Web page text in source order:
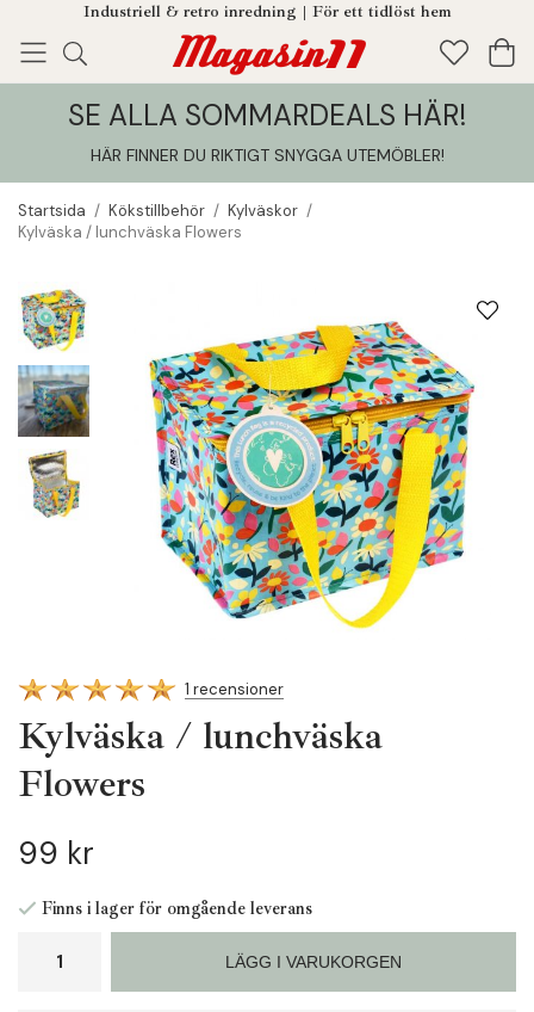
Industriell & retro inredning | För ett tidlöst hem
Enjoy! Tillagt i din varukorg
SE ALLA SOMMARDEALS HÄR!
HÄR FINNER DU RIKTIGT SNYGGA UTEMÖBLER!
Startsida / Kökstillbehör / Kylväskor /
Kylväska / lunchväska Flowers
1 recensioner
Kylväska / lunchväska
Flowers
99 kr
Finns i lager för omgående leverans
LÄGG I VARUKORGEN